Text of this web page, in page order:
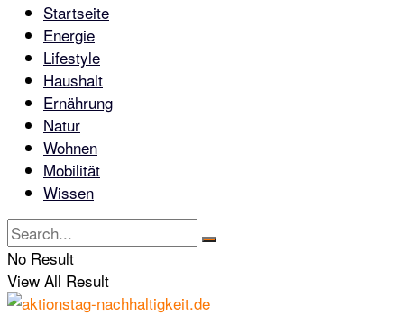
Startseite
Energie
Lifestyle
Haushalt
Ernährung
Natur
Wohnen
Mobilität
Wissen
No Result
View All Result